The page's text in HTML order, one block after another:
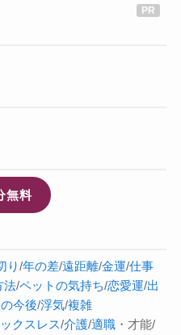
無料
り/年の差/遠距離/金運/仕事
法/ペットの気持ち/恋愛運/出
今後/浮気/複雑
クスレス/介護/適職・才能/